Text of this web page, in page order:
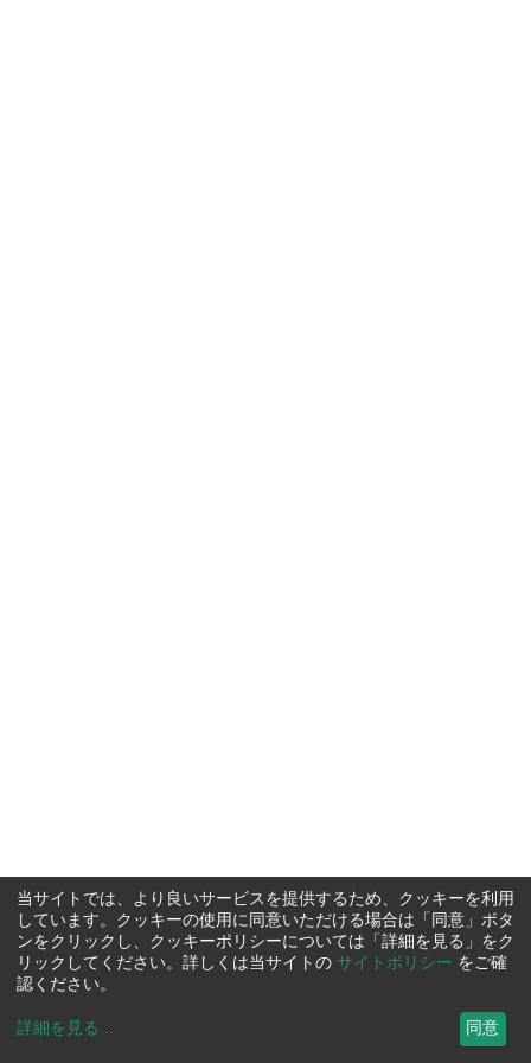
当サイトでは、より良いサービスを提供するため、クッキーを利用
しています。クッキーの使用に同意いただける場合は「同意」ボタ
ンをクリックし、クッキーポリシーについては「詳細を見る」をク
リックしてください。詳しくは当サイトの サイトポリシー をご確
認ください。
詳細を見る ... 同意